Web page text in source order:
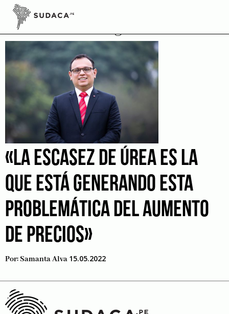
Skip
contentMinisterio de agricultura
«LA ESCASEZ DE ÚREA ES LA
QUE ESTÁ GENERANDO ESTA
PROBLEMÁTICA DEL AUMENTO
DE PRECIOS»
Por:Samanta Alva 15.05.2022